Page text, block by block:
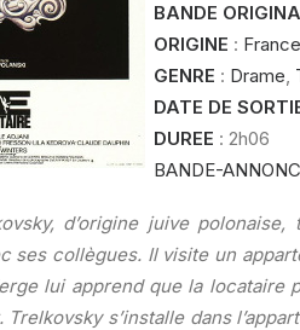
BANDE
ORIGINE : France
GENRE : Drame,
DATE DE
DUREE : 2h06
BANDE-
d’origine juive
ses collègues. Il visite un
lui apprend que la locataire
Trelkovsky s’installe dans